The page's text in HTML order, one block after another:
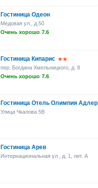
Гостиница Одеон
Медовая ул., д.50
Очень хорошо 7.6
Гостиница Кипарис
пер. Богдана Хмельницкого, д. 8
Очень хорошо 7.6
Гостиница Отель Олимпия Адлер
Улица Чкалова 5B
Гостиница Арев
Интернациональная ул., д. 1, лит. А